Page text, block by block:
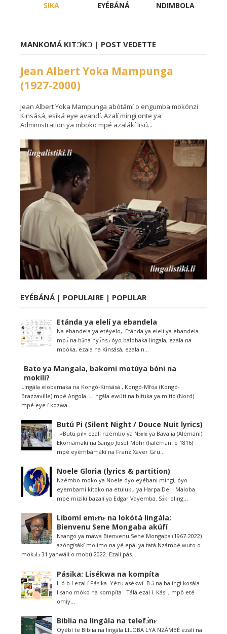
SIKA EYÉBÁNÁ NDIMBOLA
MANKOMÁ KITƆ́KƆ | POST VEDETTE
Jean Albert Yoka Mampunga
(1927-2000)
Jean Albert Yoka Mampunga abótámí o engumba mokónzi
Kinsásá, esíká eye avandí. Azalí míngi onte ya
Administration ya mboko mpé azalákí lisú...
EYÉBÁNÁ | POPULAIRE | POPULAR
Etánda ya elelí ya ebandela
Na ebandela ya etéyelo, Etánda ya elelí ya ebandela
mpɔ́ na bǎna nyɔ́nsɔ óyo balobaka lingala, ezala na
mbóka, ezala na Kinsásá, ezala n...
Bato ya Mangala, bakomi motúya bóni na
mokili?
Lingála elobamaka na Kongó-Kinsásá , Kongó-Mfoa (Kongó-
Brazzaville) mpé Angola. Li ngála ewútí na bituka ya mitio (Nord)
mpé eye í kozwa...
Butú Pi (Silent Night / Douce Nuit lyrics)
«Butú pi!» ezalí nzémbo ya Nɔ́ɛlɛ ya Bavalia (Alémani).
Ekomámákí na Sango Josef Mohr (lialémani o 1816)
mpé eyémbámákí na Franz Xaver Gru...
Noele Gloria (lyrics & partition)
Nzémbo moko ya Noele óyo eyébani míngi, óyo
eyembami kitoko na etuluku ya Harpa Dei . Maloba
mpé miziki bazalí ya Edgar Vayemba. Sɔ́ki oling...
Libomí emɛnɛ na lokótá lingála:
Bienvenu Sene Mongaba akúfí
Nsango ya mawa Bienvenu Sene Mongaba (1967-2022)
azóngísákí molimo na yé epái ya tatá Nzámbé wuto o
mokɔlɔ 31 yanwáli o mobú 2022. Ezalí pás...
Pásika: Lisékwa na kompíta
L ó b í ezal í Pásika. Yézu asékwí. B ǎ na balingi kosála
lisano móko na kompíta . Tálá ezal í. Kási , mpô eté
omíy...
Biblia na lingála na telefɔ́nɛ
Oyébí te Biblia na lingála LILOBA LYA NZÁMBÉ ezalí na